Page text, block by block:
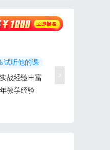
试听他的课
战经验丰富
教学经验
>